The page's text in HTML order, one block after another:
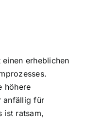
erheblichen
höhere
anfällig für
ist ratsam,